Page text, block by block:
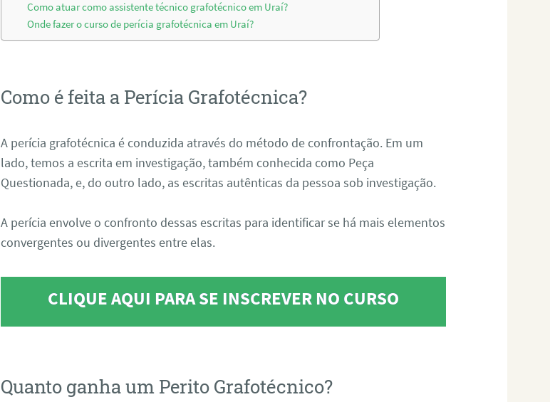
Como atuar como assistente técnico grafotécnico em Uraí?
Onde fazer o curso de perícia grafotécnica em Uraí?
Como é feita a Perícia Grafotécnica?
A perícia grafotécnica é conduzida através do método de confrontação. Em um
lado, temos a escrita em investigação, também conhecida como Peça
Questionada, e, do outro lado, as escritas autênticas da pessoa sob investigação.
A perícia envolve o confronto dessas escritas para identificar se há mais elementos
convergentes ou divergentes entre elas.
CLIQUE AQUI PARA SE INSCREVER NO CURSO
Quanto ganha um Perito Grafotécnico?